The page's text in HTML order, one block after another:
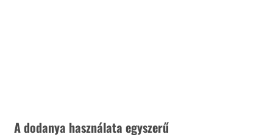
A dodanya használata egyszerű